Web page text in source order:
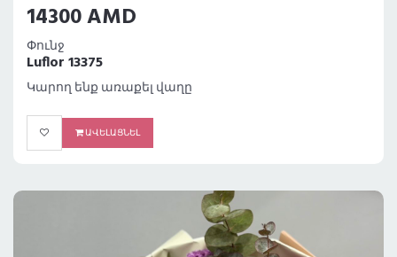
14300 AMD
Փունջ
Luflor 13375
Կարող ենք առաքել վաղը
ԱՎԵԼԱՑՆԵԼ